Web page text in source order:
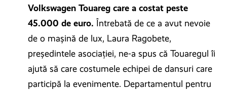
Volkswagen Touareg care a costat peste
45.000 de euro. Întrebată de ce a avut nevoie
de o mașină de lux, Laura Ragobete,
președintele asociației, ne-a spus că Touaregul îi
ajută să care costumele echipei de dansuri care
participă la evenimente. Departamentul pentru